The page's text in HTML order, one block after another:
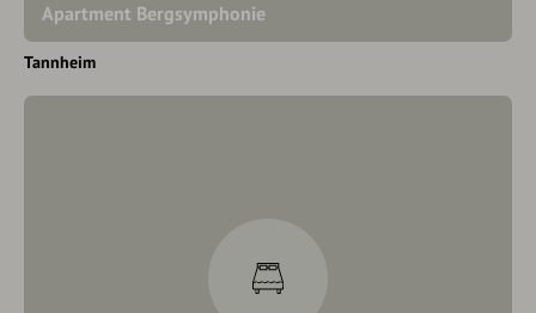
Apartment Bergsymphonie
Tannheim